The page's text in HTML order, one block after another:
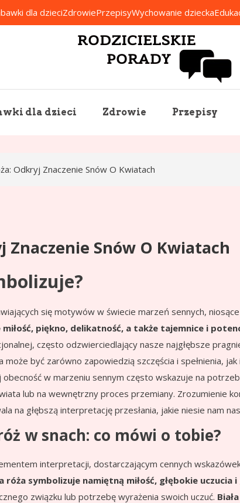
dla dzieciZdrowiePrzepisyWychowanie dziecka
Rodzicielskie
dla dzieci Zdrowie Przepisy
Odkryj Znaczenie Snów O Kwiatach
Znaczenie Snów O Kwiatach
się motywów w świecie marzeń sennych,
miłość, piękno, delikatność, a także tajemnice i
często odzwierciedlający nasze najgłębsze
być zarówno zapowiedzią szczęścia i spełnienia,
w marzeniu sennym często wskazuje na
lub na wewnętrzny proces przemiany. Zrozumienie
na głębszą interpretację przesłania, jakie niesie nam
w snach: co mówi o tobie?
interpretacji, dostarczającym cennych
róża symbolizuje namiętną miłość, głębokie uczucia
związku lub potrzebę wyrażenia swoich uczuć.